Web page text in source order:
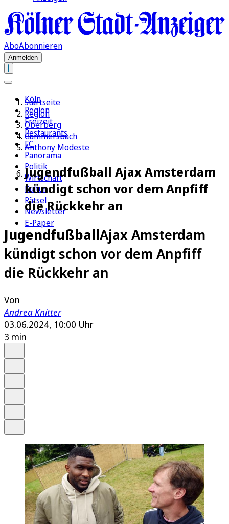
AboAbonnieren
Anmelden
Köln
Region
Freizeit
Restaurants
FC
Panorama
Politik
Wirtschaft
Kultur
Rätsel
Newsletter
E-Paper
Startseite
Region
Oberberg
Gummersbach
Anthony Modeste
Jugendfußball Ajax Amsterdam
kündigt schon vor dem Anpfiff
die Rückkehr an
JugendfußballAjax Amsterdam
kündigt schon vor dem Anpfiff
die Rückkehr an
Von
Andrea Knitter
03.06.2024, 10:00 Uhr
3 min